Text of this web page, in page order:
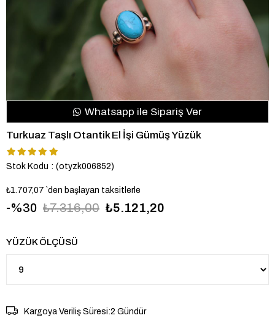
Whatsapp ile Sipariş Ver
Turkuaz Taşlı Otantik El İşi Gümüş Yüzük
Stok Kodu (otyzk006852)
₺1.707,07 `den başlayan taksitlerle
30 ₺7.316,00 ₺5.121,20
YÜZÜK ÖLÇÜSÜ
Kargoya Veriliş Süresi:2 Gündür